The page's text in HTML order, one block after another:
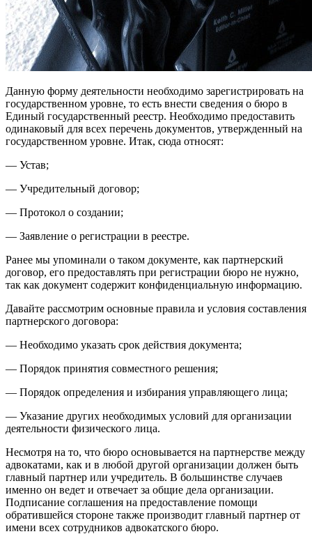
Данную форму деятельности необходимо зарегистрировать на
государственном уровне, то есть внести сведения о бюро в
Единый государственный реестр. Необходимо предоставить
одинаковый для всех перечень документов, утвержденный на
государственном уровне. Итак, сюда относят:
— Устав;
— Учредительный договор;
— Протокол о создании;
— Заявление о регистрации в реестре.
Ранее мы упоминали о таком документе, как партнерский
договор, его предоставлять при регистрации бюро не нужно,
так как документ содержит конфиденциальную информацию.
Давайте рассмотрим основные правила и условия составления
партнерского договора:
— Необходимо указать срок действия документа;
— Порядок принятия совместного решения;
— Порядок определения и избирания управляющего лица;
— Указание других необходимых условий для организации
деятельности физического лица.
Несмотря на то, что бюро основывается на партнерстве между
адвокатами, как и в любой другой организации должен быть
главный партнер или учредитель. В большинстве случаев
именно он ведет и отвечает за общие дела организации.
Подписание соглашения на предоставление помощи
обратившейся стороне также производит главный партнер от
имени всех сотрудников адвокатского бюро.